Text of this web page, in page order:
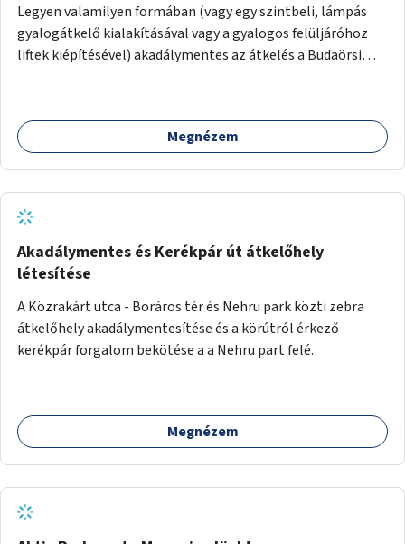
Legyen valamilyen formában (vagy egy szintbeli, lámpás
gyalogátkelő kialakításával vagy a gyalogos felüljáróhoz
liftek kiépítésével) akadálymentes az átkelés a Budaörsi
Megnézem
Akadálymentes és Kerékpár út átkelőhely
létesítése
A Közrakárt utca - Boráros tér és Nehru park közti zebra
átkelőhely akadálymentesítése és a körútról érkező
kerékpár forgalom bekötése a a Nehru part felé.
Megnézem